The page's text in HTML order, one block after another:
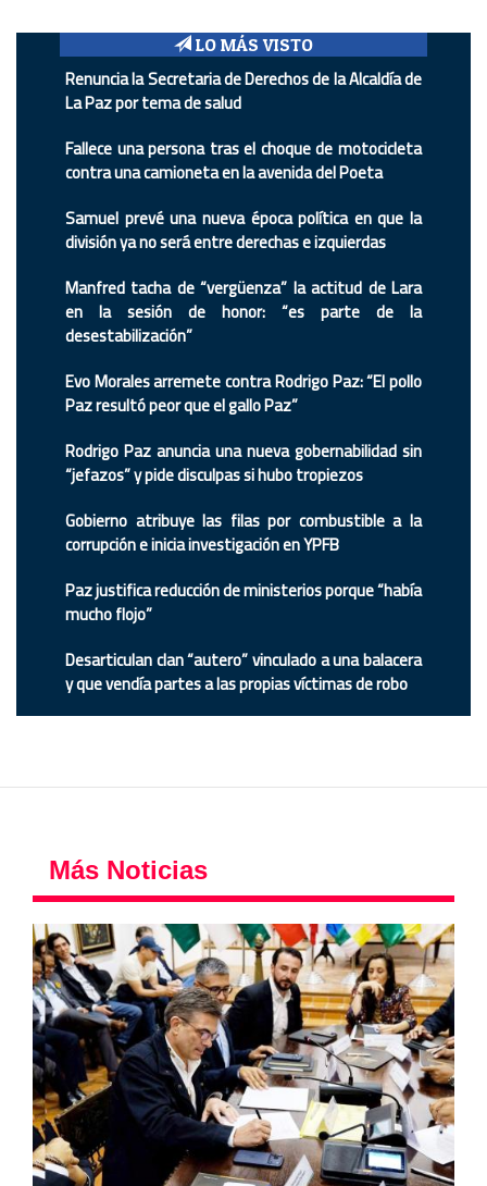
LO MÁS VISTO
Renuncia la Secretaria de Derechos de la Alcaldía de
La Paz por tema de salud
Fallece una persona tras el choque de motocicleta
contra una camioneta en la avenida del Poeta
Samuel prevé una nueva época política en que la
división ya no será entre derechas e izquierdas
Manfred tacha de “vergüenza” la actitud de Lara
en la sesión de honor: “es parte de la
desestabilización”
Evo Morales arremete contra Rodrigo Paz: “El pollo
Paz resultó peor que el gallo Paz”
Rodrigo Paz anuncia una nueva gobernabilidad sin
“jefazos” y pide disculpas si hubo tropiezos
Gobierno atribuye las filas por combustible a la
corrupción e inicia investigación en YPFB
Paz justifica reducción de ministerios porque “había
mucho flojo”
Desarticulan clan “autero” vinculado a una balacera
y que vendía partes a las propias víctimas de robo
Más Noticias